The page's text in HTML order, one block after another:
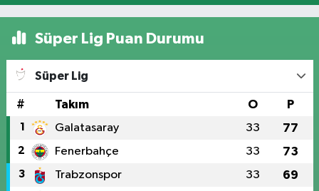
Süper Lig Puan Durumu
Süper Lig
# Takım O P
1 Galatasaray 33 77
2 Fenerbahçe 33 73
3 Trabzonspor 33 69